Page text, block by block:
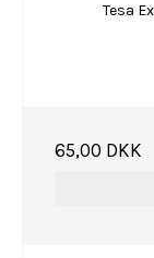
Tesa
65,00 DKK